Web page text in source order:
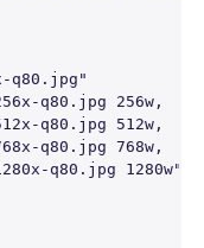
q80.jpg"
q80.jpg 256w,
q80.jpg 512w,
q80.jpg 768w,
q80.jpg 1280w"